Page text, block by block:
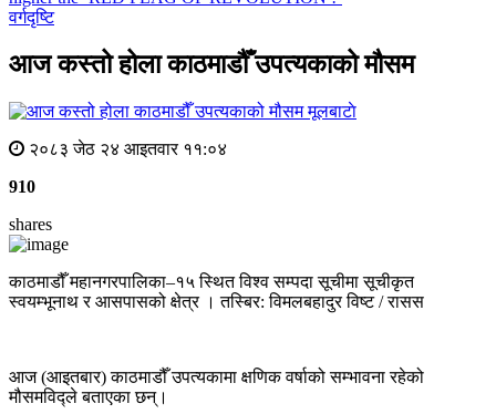
वर्गदृष्टि
आज कस्तो होला काठमाडौँ उपत्यकाको मौसम
मूलबाटाे
२०८३ जेठ २४ आइतवार ११:०४
910
shares
काठमाडौँ महानगरपालिका–१५ स्थित विश्व सम्पदा सूचीमा सूचीकृत
स्वयम्भूनाथ र आसपासको क्षेत्र । तस्बिर: विमलबहादुर विष्ट / रासस
आज (आइतबार) काठमाडौँ उपत्यकामा क्षणिक वर्षाको सम्भावना रहेको
मौसमविद्ले बताएका छन्।